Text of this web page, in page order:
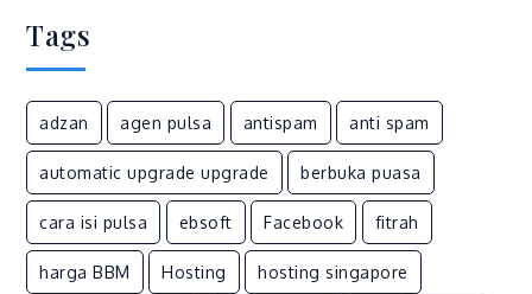
PM2.5
Temp.
Pressure 1007
Tags
adzan agen pulsa antispam anti spam
automatic upgrade upgrade berbuka puasa
cara isi pulsa ebsoft Facebook fitrah
harga BBM Hosting hosting singapore